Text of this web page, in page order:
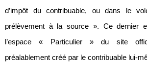
d’impôt du contribuable, ou dans le
prélèvement à la source ». Ce dernier
l’espace « Particulier » du site
préalablement créé par le contribuable lui-